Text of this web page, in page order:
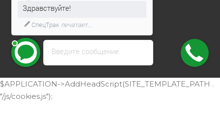
$APPLICATION->AddHeadScript(SITE_TEMPLATE_PATH .
"/js/cookies.js");
Введите сообщение
Здравствуйте!
СпецТрак печатает...